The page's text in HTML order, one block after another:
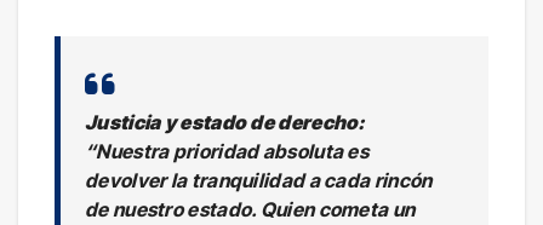
Justicia y estado de derecho:
“Nuestra prioridad absoluta es
devolver la tranquilidad a cada rincón
de nuestro estado. Quien cometa un